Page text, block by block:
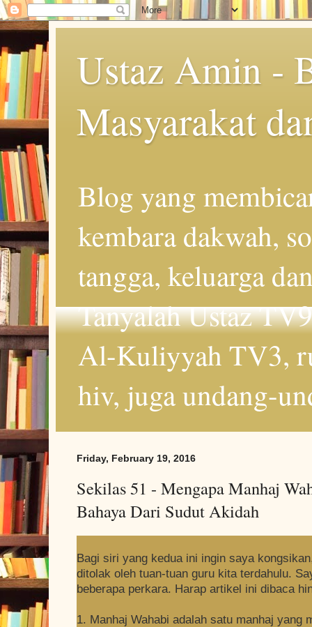
Ustaz Amin -
Masyarakat
Blog yang
kembara dakwah,
tangga, keluarga
Tanyalah Ustaz
Al-Kuliyyah TV3,
hiv, juga undang-
Friday, February 19, 2016
Sekilas 51 - Mengapa Manhaj
Bahaya Dari Sudut Akidah
Bagi siri yang kedua ini ingin saya
ditolak oleh tuan-tuan guru kita terdahulu.
beberapa perkara. Harap artikel ini dibaca
1. Manhaj Wahabi adalah satu manhaj yang